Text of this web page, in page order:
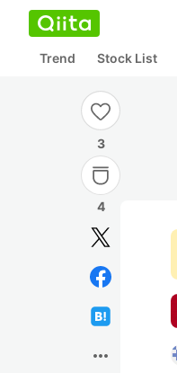
Trend Stock List
3
4
more_horiz